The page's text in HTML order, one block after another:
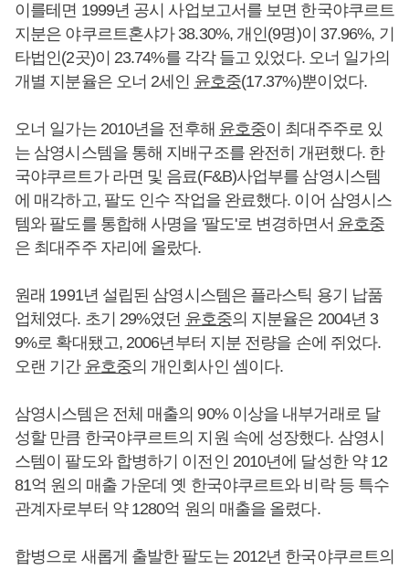
이를테면 1999년 공시 사업보고서를 보면 한국야쿠르트
지분은 야쿠르트혼샤가 38.30%, 개인(9명)이 37.96%, 기
타법인(2곳)이 23.74%를 각각 들고 있었다. 오너 일가의
개별 지분율은 오너 2세인 윤호중(17.37%)뿐이었다.
오너 일가는 2010년을 전후해 윤호중이 최대주주로 있
는 삼영시스템을 통해 지배구조를 완전히 개편했다. 한
국야쿠르트가 라면 및 음료(F&B)사업부를 삼영시스템
에 매각하고, 팔도 인수 작업을 완료했다. 이어 삼영시스
템와 팔도를 통합해 사명을 '팔도'로 변경하면서 윤호중
은 최대주주 자리에 올랐다.
원래 1991년 설립된 삼영시스템은 플라스틱 용기 납품
업체였다. 초기 29%였던 윤호중의 지분율은 2004년 3
9%로 확대됐고, 2006년부터 지분 전량을 손에 쥐었다.
오랜 기간 윤호중의 개인회사인 셈이다.
삼영시스템은 전체 매출의 90% 이상을 내부거래로 달
성할 만큼 한국야쿠르트의 지원 속에 성장했다. 삼영시
스템이 팔도와 합병하기 이전인 2010년에 달성한 약 12
81억 원의 매출 가운데 옛 한국야쿠르트와 비락 등 특수
관계자로부터 약 1280억 원의 매출을 올렸다.
합병으로 새롭게 출발한 팔도는 2012년 한국야쿠르트의